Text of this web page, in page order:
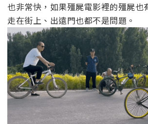
也非常快，如果殭屍電影裡的殭屍也
走在街上、出遠門也都不是問題。